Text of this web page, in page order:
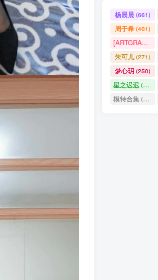
杨晨晨 (661)
周于希(401)
[ARTGRAVIA]
朱可儿(271)
梦心玥 (250)
星之迟迟 (238)
模特合集(218)